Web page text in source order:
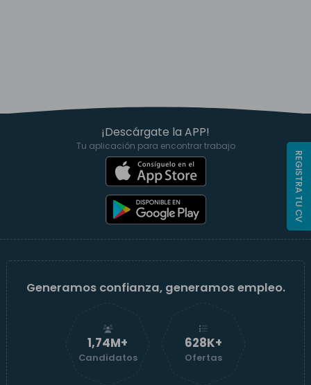
¡Descárgate la APP!
Tu aplicación para encontrar trabajo
Generamos confianza, generamos empleo.
1,74M+
Candidatos
629K+
Ofertas
REGISTRA TU CV